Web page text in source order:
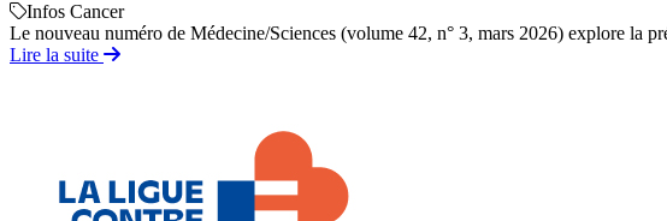
Infos Cancer
Le nouveau numéro de Médecine/Sciences (volume 42, n° 3, mars 2026) explore la
Lire la suite